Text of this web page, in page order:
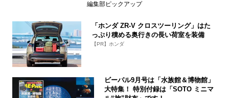
編集部ピックアップ
「ホンダ ZR-V クロスツーリング」はた
っぷり積める奥行きの長い荷室を装備
【PR】ホンダ
ビーパル9月号は「水族館＆博物館」
大特集！ 特別付録は「SOTO ミニマ